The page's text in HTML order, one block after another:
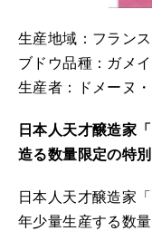
生産地域：フラン
ブドウ品種：ガメ
生産者：ドメーヌ
日本人天才醸造家
造る数量限定の特
日本人天才醸造家
年少量生産する数